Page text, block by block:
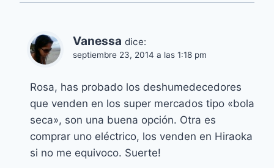
Vanessa dice:
septiembre 23, 2014 a las 1:18 pm
Rosa, has probado los deshumedecedores
que venden en los super mercados tipo «bola
seca», son una buena opción. Otra es
comprar uno eléctrico, los venden en Hiraoka
si no me equivoco. Suerte!